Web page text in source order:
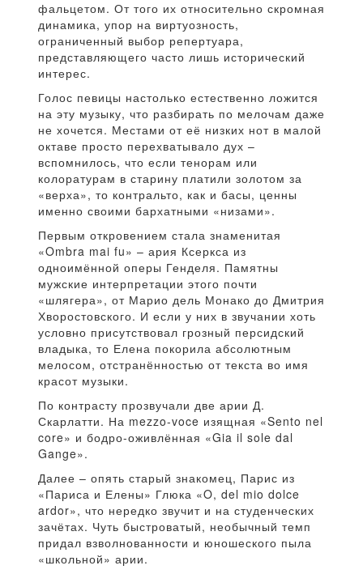
фальцетом. От того их относительно скромная
динамика, упор на виртуозность,
ограниченный выбор репертуара,
представляющего часто лишь исторический
интерес.
Голос певицы настолько естественно ложится
на эту музыку, что разбирать по мелочам даже
не хочется. Местами от её низких нот в малой
октаве просто перехватывало дух –
вспомнилось, что если тенорам или
колоратурам в старину платили золотом за
«верха», то контральто, как и басы, ценны
именно своими бархатными «низами».
Первым откровением стала знаменитая
«Ombra mai fu» – ария Ксеркса из
одноимённой оперы Генделя. Памятны
мужские интерпретации этого почти
«шлягера», от Марио дель Монако до Дмитрия
Хворостовского. И если у них в звучании хоть
условно присутствовал грозный персидский
владыка, то Елена покорила абсолютным
мелосом, отстранённостью от текста во имя
красот музыки.
По контрасту прозвучали две арии Д.
Скарлатти. На mezzo-voce изящная «Sento nel
core» и бодро-оживлённая «Gia il sole dal
Gange».
Далее – опять старый знакомец, Парис из
«Париса и Елены» Глюка «O, del mio dolce
ardor», что нередко звучит и на студенческих
зачётах. Чуть быстроватый, необычный темп
придал взволнованности и юношеского пыла
«школьной» арии.